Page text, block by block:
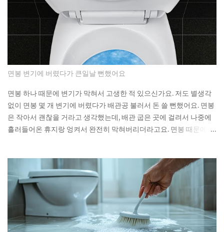
guarantee about what's sitting inside it? Not a lot, as it turns
out. As You Sow's Fossil Free Funds platform ran the
numbers on sustainable funds and found that a large
majority of them hold at least some fossil fuel exposure.
Here's the part that should give you pause: a comparison
sample of non-sustainable funds showed a nearly identical
rate of fossil fuel holdings. Same exposure, different
marketing. The First Trust fund's own paperwork sets a
goal to avoid or limit thermal coal companies.
Morningstar's assessment found the opposite happening in
practice. Meanwh...
면봉 변기에 버렸다가 큰일날 뻔했어요
면봉 하나 때문에 변기가 막혀서 고생한 적 있으신가요. 저도 별생각
없이 면봉 몇 개 변기에 버렸다가 배관공 불러서 돈 쓸 뻔했어요. 면봉
은 작아서 괜찮을 거라고 생각했는데, 배관 굽은 곳에 걸려서 나중에
흘러들어온 휴지랑 엉켜서 완전히 막혀버리더라고요. 면봉 때문에 변
지나 다른 쓰레기들이 계속 쌓이면서 결국 물이 안 내려가게 되는 거
예요. 처음엔 물이 천천히 내려가다가 어느 날 갑자기 아예 안 내려가
더라고요. 뚫어뻥으로 몇 번 시도해봤는데 소용없었어요. 결국 배관
공한테 연락했더니 면봉이랑 물티슈가 엉켜있었대요. 생각해보면 면
봉뿐만 아니라 이런 것들도 변기에 버리면 안 돼요: 물티슈나 각종 티
슈류 치실이나 이쑤시개 담배꽁초 머리카락 뭉치 콘돔이나 생리대 실